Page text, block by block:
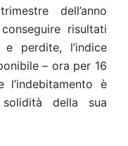
dell’anno
risultati
perdite, l’indice
– ora per 16
l’indebitamento è
della sua